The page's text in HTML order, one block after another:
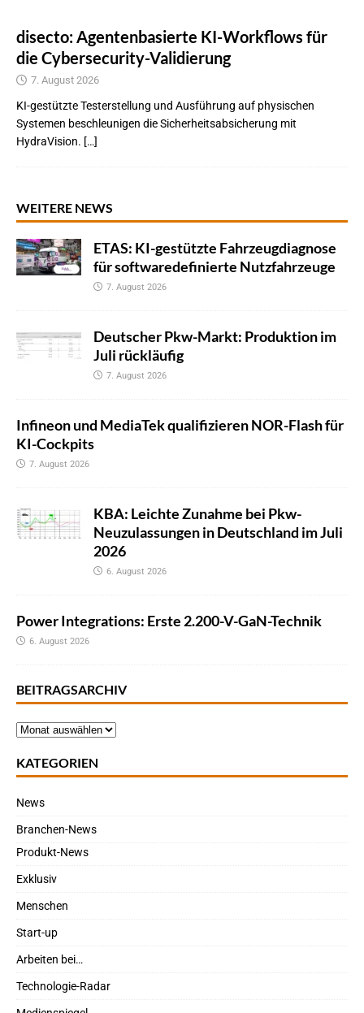
disecto: Agentenbasierte KI-Workflows für
die Cybersecurity-Validierung
7. August 2026
KI-gestützte Testerstellung und Ausführung auf physischen
Systemen beschleunigen die Sicherheitsabsicherung mit
HydraVision. […]
WEITERE NEWS
ETAS: KI-gestützte Fahrzeugdiagnose
für softwaredefinierte Nutzfahrzeuge
7. August 2026
Deutscher Pkw-Markt: Produktion im
Juli rückläufig
7. August 2026
Infineon und MediaTek qualifizieren NOR-Flash für
KI-Cockpits
7. August 2026
KBA: Leichte Zunahme bei Pkw-
Neuzulassungen in Deutschland im Juli
2026
6. August 2026
Power Integrations: Erste 2.200-V-GaN-Technik
6. August 2026
BEITRAGSARCHIV
KATEGORIEN
News
Branchen-News
Produkt-News
Exklusiv
Menschen
Start-up
Arbeiten bei…
Technologie-Radar